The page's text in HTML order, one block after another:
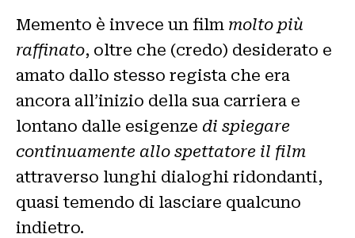
Memento è invece un film molto più
raffinato, oltre che (credo) desiderato e
amato dallo stesso regista che era
ancora all’inizio della sua carriera e
lontano dalle esigenze di spiegare
continuamente allo spettatore il film
attraverso lunghi dialoghi ridondanti,
quasi temendo di lasciare qualcuno
indietro.